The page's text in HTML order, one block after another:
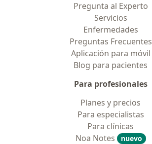
Pregunta al Experto
Servicios
Enfermedades
Preguntas Frecuentes
Aplicación para móvil
Blog para pacientes
Para profesionales
Planes y precios
Para especialistas
Para clínicas
Noa Notes
nuevo